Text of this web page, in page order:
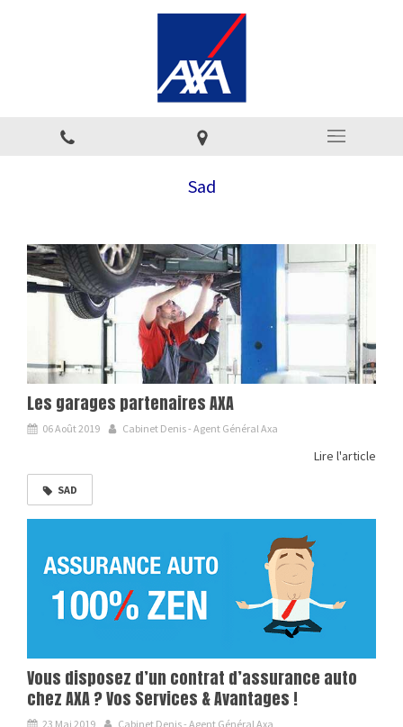
Sad
Les garages partenaires AXA
06 Août 2019 Cabinet Denis - Agent Général Axa
Lire l'article
SAD
Vous disposez d’un contrat d’assurance auto
chez AXA ? Vos Services & Avantages !
23 Mai 2019 Cabinet Denis - Agent Général Axa